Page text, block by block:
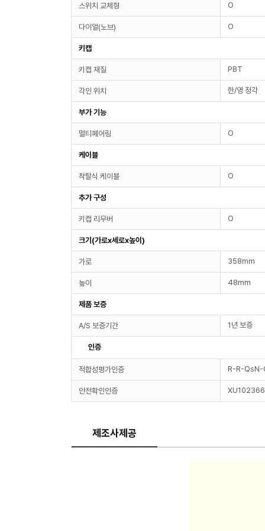
스위치 교체형 O
다이얼(노브) O
키캡
키캡 재질 PBT
각인 위치 한/영 정각
부가 기능
멀티페어링 O
케이블
착탈식 케이블 O
추가 구성
키캡 리무버 O
크기(가로x세로x높이)
가로 358mm
높이 48mm
제품 보증
A/S 보증기간 1년 보증
인증
적합성평가인증 R-R-
안전확인인증
제조사제공